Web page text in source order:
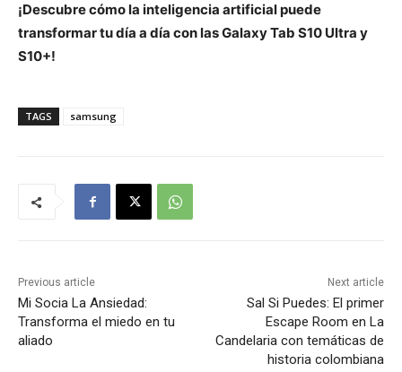
¡Descubre cómo la inteligencia artificial puede
transformar tu día a día con las Galaxy Tab S10 Ultra y
S10+!
TAGS samsung
Previous article
Mi Socia La Ansiedad:
Transforma el miedo en tu
aliado
Next article
Sal Si Puedes: El primer
Escape Room en La
Candelaria con temáticas de
historia colombiana